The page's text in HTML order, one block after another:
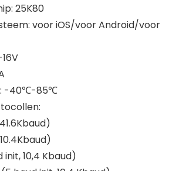
25K80
voor iOS/voor Android/voor
-40℃-85℃
init, 10,4 Kbaud)